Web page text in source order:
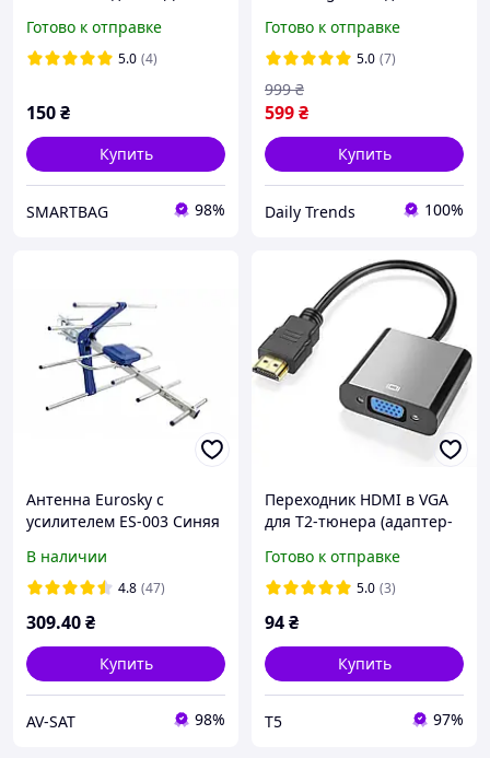
Готово к отправке
5.0 (4)
150₴
Купить
SMARTBAG 98%
3,5мм, DAC Chip ЦАП
(25836)
Готово к отправке
5.0 (7)
599₴
999 ₴
Купить
Daily Trends 100%
Антенна Eurosky с
усилителем ES-003 Синяя
В наличии
4.8 (47)
309.40₴
Купить
AV-SAT 98%
Переходник HDMI в VGA
для Т2-тюнера (адаптер-
преобразователь видео)
Готово к отправке
5.0 (3)
94₴
Купить
Т5 97%